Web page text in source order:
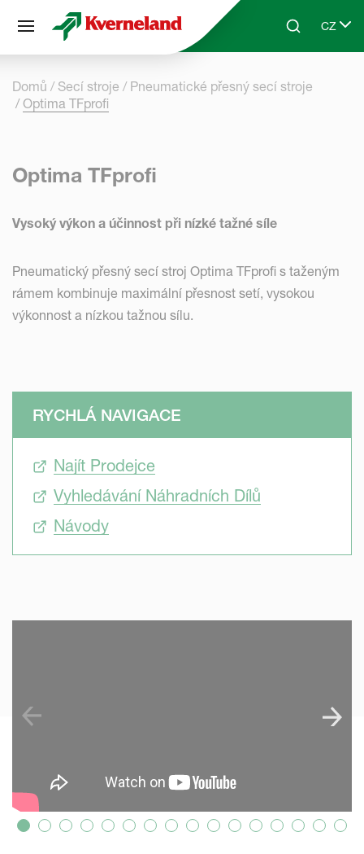
Skip to main contentSearchCZ
Select
Domů Secí stroje
Pneumatické přesný secí stroje
Optima TFprofi
Optima TFprofi
Vysoký výkon a účinnost při nízké tažné síle
Pneumatický přesný secí stroj Optima TFprofi s taženým
rámem kombinuje maximální přesnost setí, vysokou
výkonnost a nízkou tažnou sílu.
RYCHLÁ NAVIGACE
Najít Prodejce
Vyhledávání Náhradních Dílů
Návody
Panel pro správu cookies